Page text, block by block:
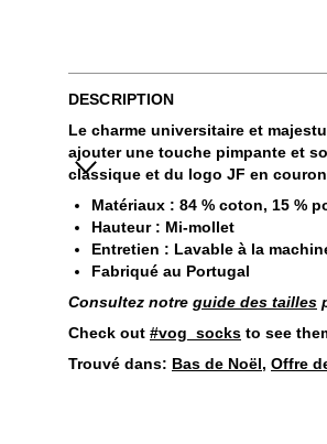
DESCRIPTION
Le charme universitaire et
ajouter une touche pimpante et
classique et du logo JF en
Matériaux : 84 % coton, 15 %
Hauteur : Mi-mollet
Entretien : Lavable à la
Fabriqué au Portugal
Consultez notre guide des tailles
Check out #vog_socks to see
Trouvé dans: Bas de Noël, Offre